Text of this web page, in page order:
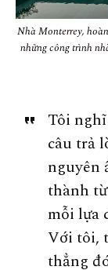
Nhà Monterrey,
những công trình
Tôi
câu trả
nguyên
thành
mỗi lựa
Với tôi,
thẳng